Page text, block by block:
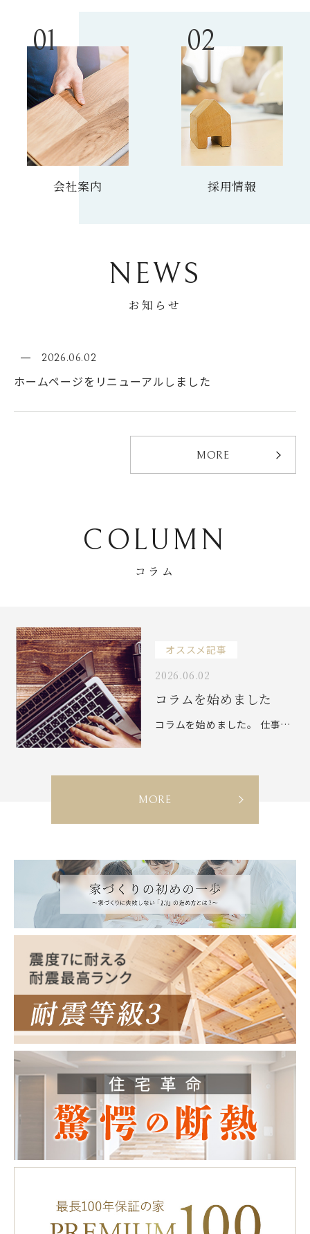
会社案内 採用情報
NEWS
お知らせ
2026.06.02
ホームページをリニューアルしました
S
N
MORE
COLUMN
コラム
オススメ記事
2026.06.02
コラムを始めました
コラムを始めました。 仕事のことなどを綴っていきたいと思います。
MORE